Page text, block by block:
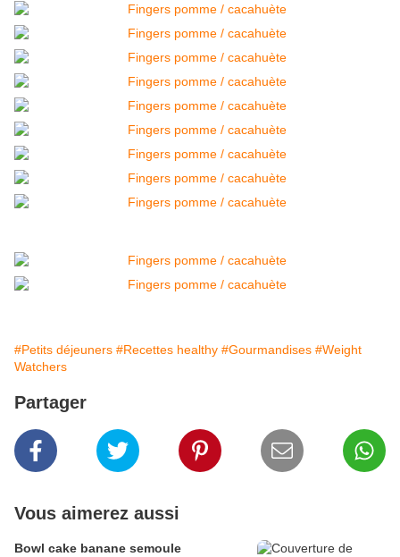
#Petits déjeuners #Recettes healthy #Gourmandises #Weight
Watchers
Partager
Vous aimerez aussi
Bowl cake banane semoule